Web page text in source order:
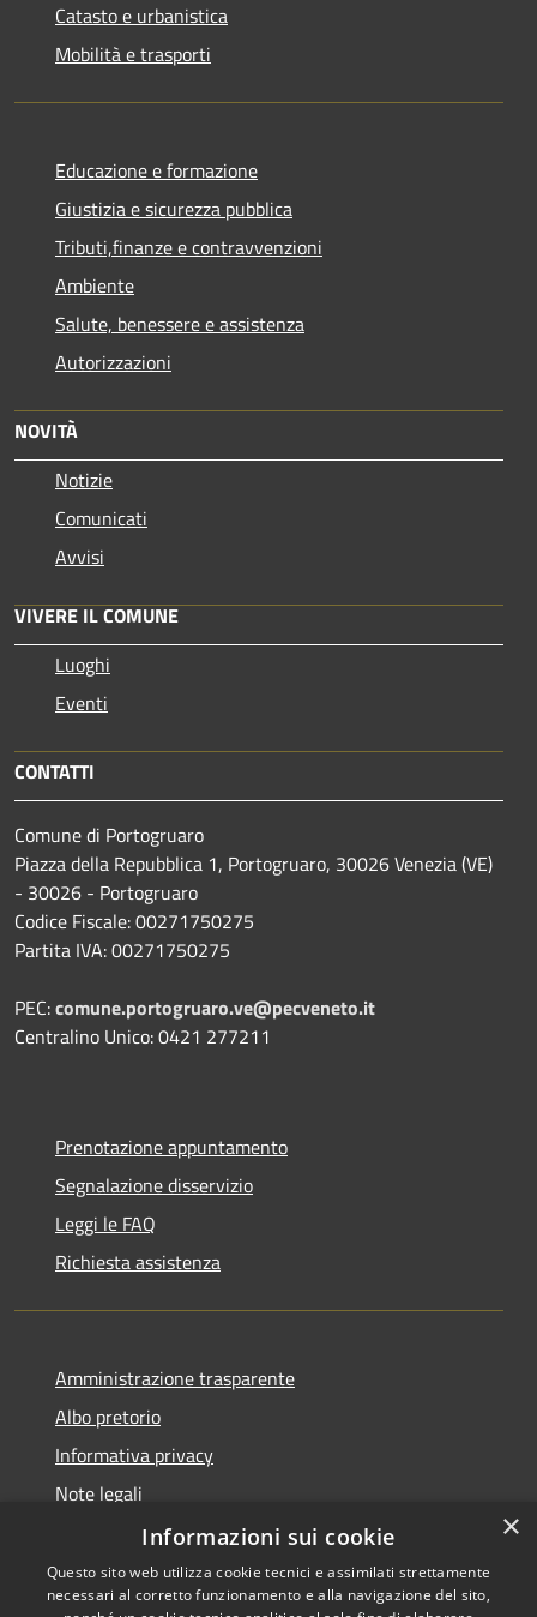
Catasto e urbanistica
Mobilità e trasporti
Educazione e formazione
Giustizia e sicurezza pubblica
Tributi,finanze e contravvenzioni
Ambiente
Salute, benessere e assistenza
Autorizzazioni
NOVITÀ
Notizie
Comunicati
Avvisi
VIVERE IL COMUNE
Luoghi
Eventi
CONTATTI
Comune di Portogruaro
Piazza della Repubblica 1, Portogruaro, 30026 Venezia (VE)
- 30026 - Portogruaro
Codice Fiscale: 00271750275
Partita IVA: 00271750275
PEC:comune.portogruaro.ve@pecveneto.it
Centralino Unico: 0421 277211
Prenotazione appuntamento
Segnalazione disservizio
Leggi le FAQ
Richiesta assistenza
Amministrazione trasparente
Albo pretorio
Informativa privacy
Note legali
Dichiarazione di accessibilità
×
Informazioni sui cookie
Questo sito web utilizza cookie tecnici e assimilati strettamente
necessari al corretto funzionamento e alla navigazione del sito,